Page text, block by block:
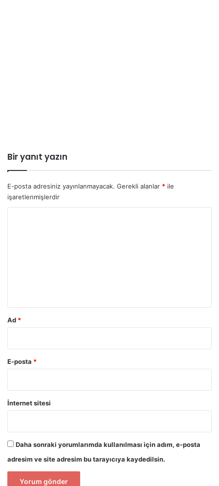
Bir yanıt yazın
E-posta adresiniz yayınlanmayacak. Gerekli alanlar * ile
işaretlenmişlerdir
Ad *
E-posta *
İnternet sitesi
Daha sonraki yorumlarımda kullanılması için adım, e-posta
adresim ve site adresim bu tarayıcıya kaydedilsin.